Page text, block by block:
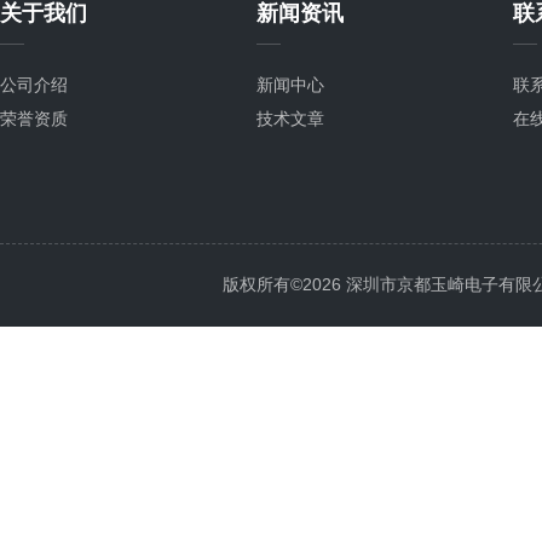
关于我们
公司介绍
荣誉资质
新闻资讯
新闻中心
技术文章
联
联
在
版权所有©2026 深圳市京都玉崎电子有